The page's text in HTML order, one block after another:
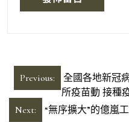
文
章
導
Previous:
全國各地新冠
所疫苗動 接種
Next:
“無序擴大”的億嵐